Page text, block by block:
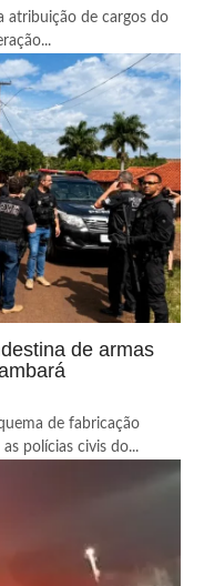
atribuição de cargos do
de armas
de fabricação
polícias civis do...